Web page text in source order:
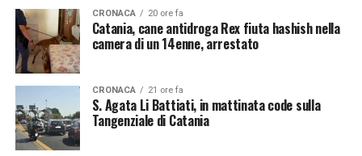
CRONACA 20 ore fa
Catania, cane antidroga Rex fiuta hashish nella
camera di un 14enne, arrestato
CRONACA 21 ore fa
S. Agata Li Battiati, in mattinata code sulla
Tangenziale di Catania